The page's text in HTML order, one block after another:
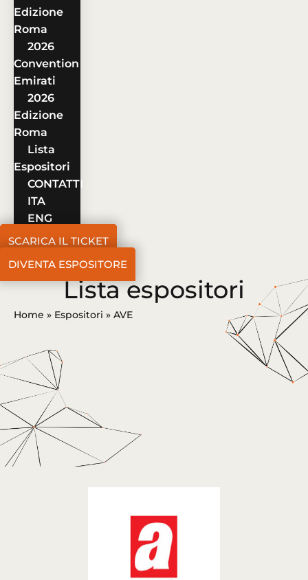
Edizione
Roma
2026
Convention
Emirati
2026
Edizione
Roma
Lista
Espositori
CONTATTI
ITA
ENG
SCARICA IL TICKET
DIVENTA ESPOSITORE
Lista espositori
Home » Espositori » AVE